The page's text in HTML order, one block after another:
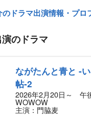
ドラマ出演情報・プロ
のドラマ
ながたんと青と -
帖-2
2026年2月20日～ 午
WOWOW
主演：門脇麦